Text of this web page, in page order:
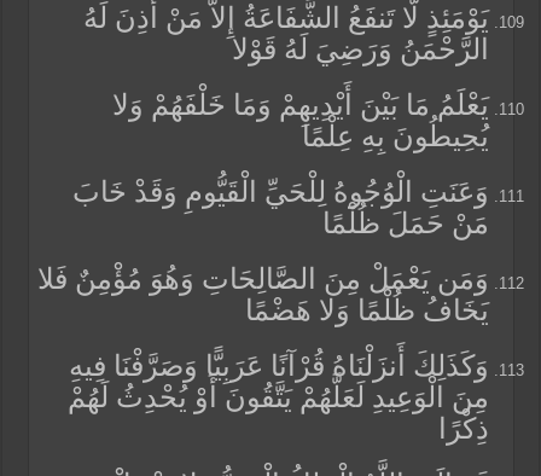
يَوْمَئِذٍ لّا تَنفَعُ الشَّفَاعَةُ إِلاَّ مَنْ أَذِنَ لَهُ
الرَّحْمَنُ وَرَضِيَ لَهُ قَوْلا
يَعْلَمُ مَا بَيْنَ أَيْدِيهِمْ وَمَا خَلْفَهُمْ وَلا
يُحِيطُونَ بِهِ عِلْمًا
وَعَنَتِ الْوُجُوهُ لِلْحَيِّ الْقَيُّومِ وَقَدْ خَابَ
مَنْ حَمَلَ ظُلْمًا
وَمَن يَعْمَلْ مِنَ الصَّالِحَاتِ وَهُوَ مُؤْمِنٌ فَلا
يَخَافُ ظُلْمًا وَلا هَضْمًا
وَكَذَلِكَ أَنزَلْنَاهُ قُرْآنًا عَرَبِيًّا وَصَرَّفْنَا فِيهِ
مِنَ الْوَعِيدِ لَعَلَّهُمْ يَتَّقُونَ أَوْ يُحْدِثُ لَهُمْ
ذِكْرًا